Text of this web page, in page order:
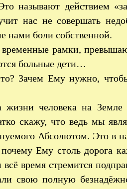
называют действием
нас не совершать
нами боли собственной.
временные рамки,
больные дети…
Зачем Ему нужно,
жизни человека на
скажу, что ведь мы
Абсолютом. Это в
Ему столь дорога
время стремится
свою полную